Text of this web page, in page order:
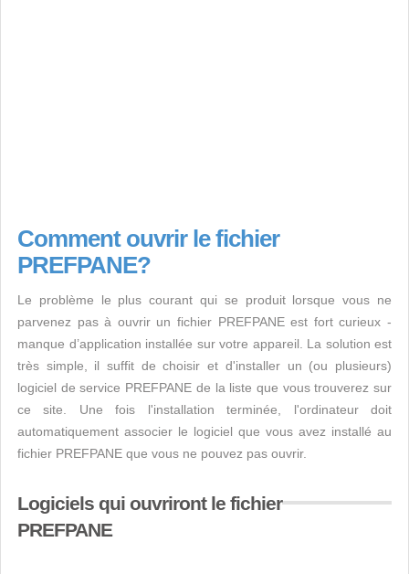
Comment ouvrir le fichier
PREFPANE?
Le problème le plus courant qui se produit lorsque vous ne
parvenez pas à ouvrir un fichier PREFPANE est fort curieux -
manque d’application installée sur votre appareil. La solution est
très simple, il suffit de choisir et d'installer un (ou plusieurs)
logiciel de service PREFPANE de la liste que vous trouverez sur
ce site. Une fois l'installation terminée, l'ordinateur doit
automatiquement associer le logiciel que vous avez installé au
fichier PREFPANE que vous ne pouvez pas ouvrir.
Logiciels qui ouvriront le fichier
PREFPANE